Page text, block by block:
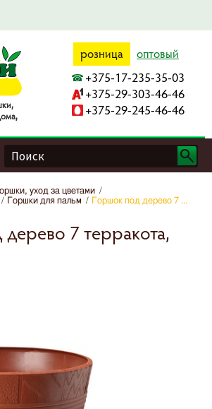
розница оптовый
+375-17-235-35-03
+375-29-303-46-46
+375-29-245-46-46
уход за цветами
Горшки для пальм Горшок под дерево 7 ...
7 терракота,